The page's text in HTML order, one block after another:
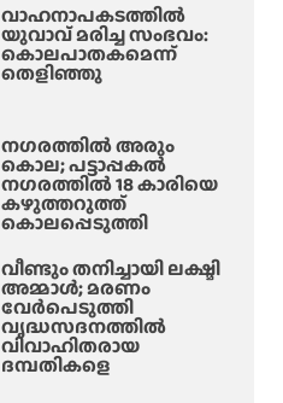
വാഹനാപകടത്തിൽ
യുവാവ് മരിച്ച സംഭവം:
കൊലപാതകമെന്ന്
തെളിഞ്ഞു
നഗരത്തിൽ അരും
കൊല; പട്ടാപ്പകൽ
നഗരത്തിൽ 18 കാരിയെ
കഴുത്തറുത്ത്
കൊലപ്പെടുത്തി
വീണ്ടും തനിച്ചായി ലക്ഷ്മി
അമ്മാള്‍; മരണം
വേർപെടുത്തി
വൃദ്ധസദനത്തില്‍
വിവാഹിതരായ
ദമ്പതികളെ